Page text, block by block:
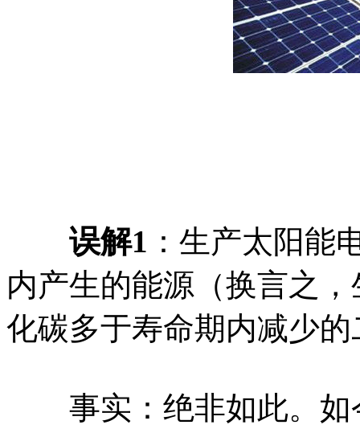
误解1 ：生产太阳能
内产生的能源（换言之
化碳多于寿命期内减少
事实：绝非如此。如